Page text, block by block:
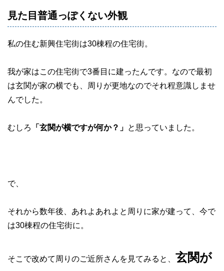
見た目普通っぽくない外観
私の住む新興住宅街は30棟程の住宅街。
我が家はこの住宅街で3番目に建ったんです。なので最初
は玄関が家の横でも、周りが更地なのでそれ程意識しませ
んでした。
むしろ 「玄関が横ですが何か？」 と思っていました。
で、
それから数年後、あれよあれよと周りに家が建って、今で
は30棟程の住宅街に。
そこで改めて周りのご近所さんを見てみると、 玄関が